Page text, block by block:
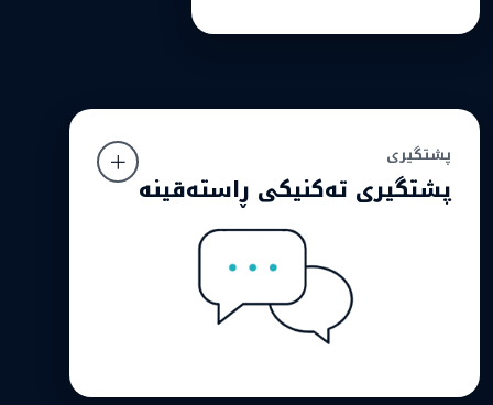
پشتگیری
پشتگیری تەکنیکی ڕاستەقینە
پشتگیری
پشتگیری تەکنیکی ڕاستەقینە
کڕیار پێویستی بە تیمێکە کە لە کێشەکە تێبگات و
بەدوایدا بچێت، نەک تەنها وەڵامی ئامادە. بۆیە پشت بە
تیمێکی پسپۆڕ دەبەستین کە چاودێری
خزمەتگوزارییەکان دەکات و کاتی پێویست یارمەتی